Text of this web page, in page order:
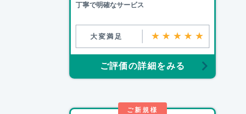
丁寧で明確なサービス
大変満足 ★★★★★
ご評価の詳細をみる
ご新規様